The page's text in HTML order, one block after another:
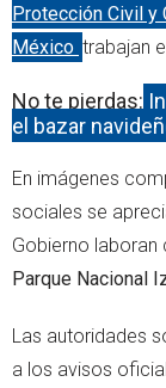
Protección Civil y
México trabajan
No te pierdas:
el bazar
En imágenes
sociales se
Gobierno laboran
Parque Nacional
Las autoridades
a los avisos